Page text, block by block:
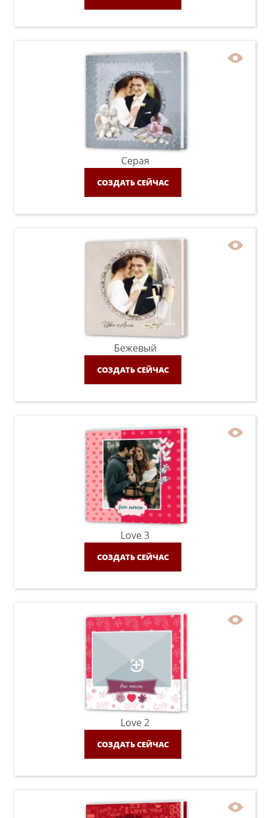
Серая
СОЗДАТЬ СЕЙЧАС
Бежевый
СОЗДАТЬ СЕЙЧАС
Love 3
СОЗДАТЬ СЕЙЧАС
Love 2
СОЗДАТЬ СЕЙЧАС